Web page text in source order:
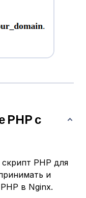
PHP с
PHP для
и
в Nginx.